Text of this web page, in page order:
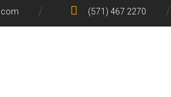
(571) 467 2270